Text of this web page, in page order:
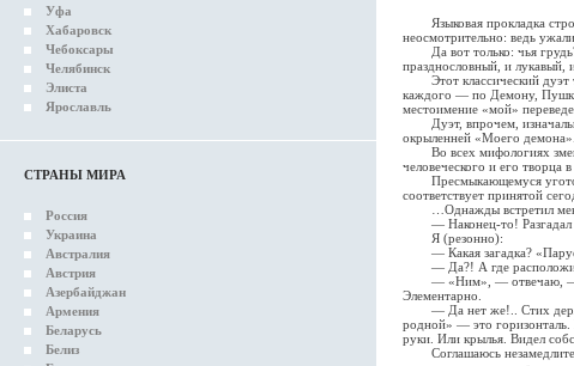
Уфа
Хабаровск
Чебоксары
Челябинск
Элиста
Ярославль
СТРАНЫ МИРА
Россия
Украина
Австралия
Австрия
Азербайджан
Армения
Беларусь
Белиз
Языковая прокладка
неосмотрительно: ведь
Да вот только: чья
празднословный, и лукавый,
Этот классический дуэт
каждого — по Демону,
местоимение «мой»
Дуэт, впрочем,
окрыленней «Моего демона».
Во всех мифологиях змеи
человеческого и его
Пресмыкающемуся
соответствует принятой
…Однажды встретил меня
— Наконец-то! Разгадал
Я (резонно):
— Какая загадка?
— Да?! А где
— «Ним», — отвечаю, —
Элементарно.
— Да нет же!.. Стих
родной» — это горизонталь.
руки. Или крылья. Видел
Соглашаюсь